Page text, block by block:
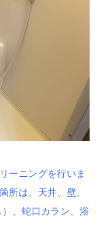
ーニングを行いま
所は、天井、壁、
、蛇口カラン、浴